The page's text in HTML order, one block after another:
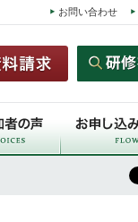
お問い合わせ